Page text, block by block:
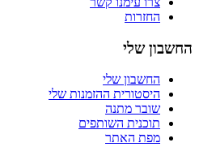
החזרות
החשבון שלי
החשבון שלי
היסטורית ההזמנות שלי
שובר מתנה
תוכנית השותפים
מפת האתר